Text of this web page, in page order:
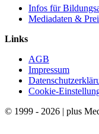
Infos für
Mediadaten &
Links
AGB
Impressum
Cookie-
© 1999 - 2026 | plus